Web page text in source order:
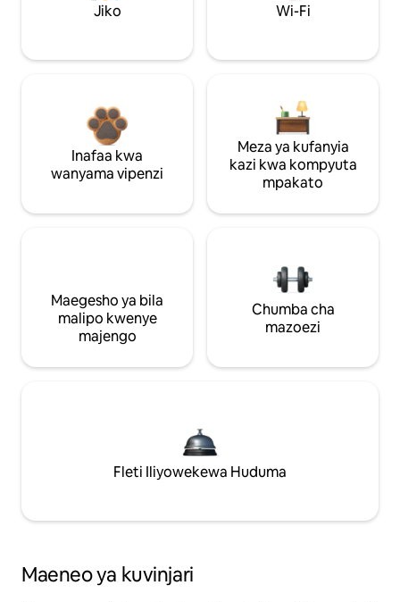
Jiko Wi-Fi
Inafaa kwa
wanyama vipenzi
Meza ya kufanyia
kazi kwa kompyuta
mpakato
Maegesho ya bila
malipo kwenye
majengo
Chumba cha
mazoezi
Fleti Iliyowekewa Huduma
Maeneo ya kuvinjari